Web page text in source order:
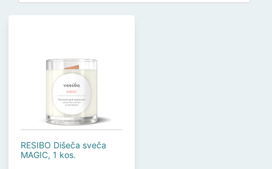
RESIBO Dišeča sveča
MAGIC, 1 kos.